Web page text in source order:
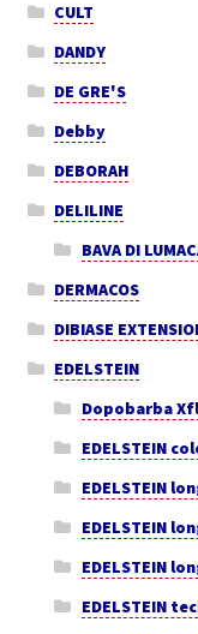
CULT
DANDY
DE GRE'S
Debby
DEBORAH
DELILINE
BAVA DI
DERMACOS
DIBIASE
EDELSTEIN
Dopobarba
EDELSTEIN
EDELSTEIN
EDELSTEIN
EDELSTEIN
EDELSTEIN